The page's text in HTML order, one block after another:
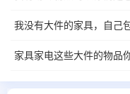
我没有大件的家具，自己
家具家电这些大件的物品